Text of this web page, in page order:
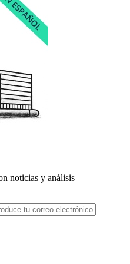
noticias y análisis